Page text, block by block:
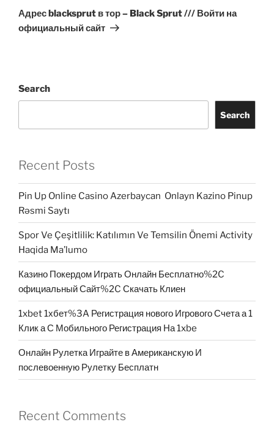
Post
Адрес blacksprut в тор – Black Sprut /// Войти на
официальный сайт
Search
Search
Recent Posts
Pin Up Online Casino Azerbaycan ️ Onlayn Kazino Pinup
Rəsmi Saytı
Spor Ve Çeşitlilik: Katılımın Ve Temsilin Önemi Activity
Haqida Ma’lumo
Казино Покердом Играть Онлайн Бесплатно%2C
официальный Сайт%2C Скачать Клиен
1xbet 1хбет%3A Регистрация нового Игрового Счета а 1
Клик а С Мобильного Регистрация На 1xbe
Онлайн Рулетка Играйте в Американскую И
послевоенную Рулетку Бесплатн
Recent Comments